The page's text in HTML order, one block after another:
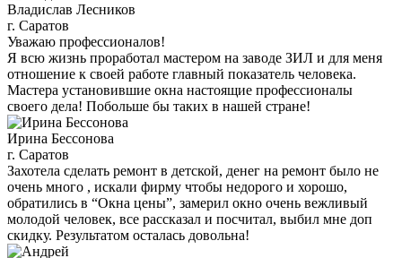
Владислав Лесников
г. Саратов
Уважаю профессионалов!
Я всю жизнь проработал мастером на заводе ЗИЛ и для меня
отношение к своей работе главный показатель человека.
Мастера установившие окна настоящие профессионалы
своего дела! Побольше бы таких в нашей стране!
Ирина Бессонова
г. Саратов
Захотела сделать ремонт в детской, денег на ремонт было не
очень много , искали фирму чтобы недорого и хорошо,
обратились в “Окна цены”, замерил окно очень вежливый
молодой человек, все рассказал и посчитал, выбил мне доп
скидку. Результатом осталась довольна!